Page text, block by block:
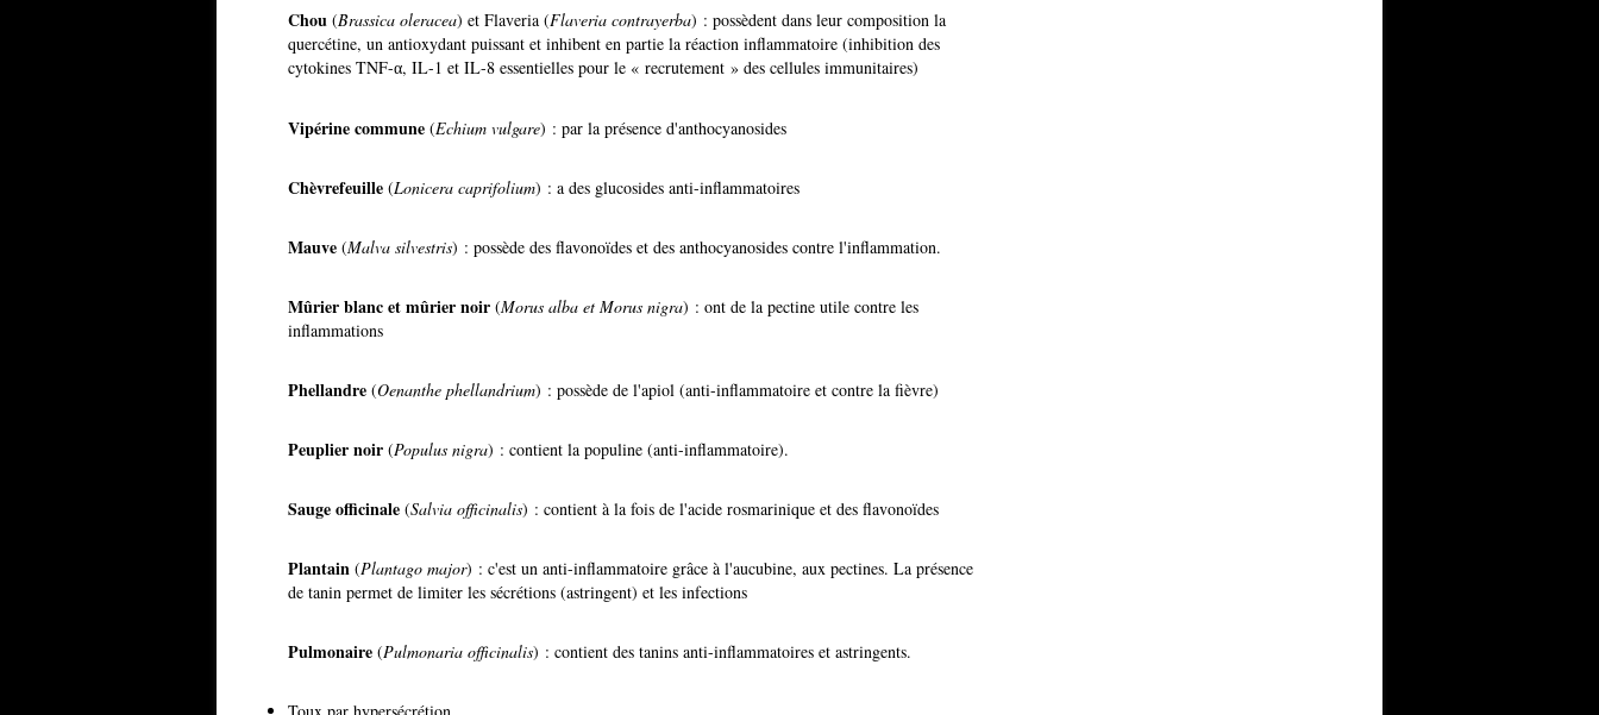
Chou (Brassica oleracea) et Flaveria (Flaveria contrayerba) : possèdent dans leur composition la
quercétine, un antioxydant puissant et inhibent en partie la réaction inflammatoire (inhibition des
cytokines TNF-α, IL-1 et IL-8 essentielles pour le « recrutement » des cellules immunitaires)
Vipérinecommune (Echium vulgare) : par la présence d'anthocyanosides
Chèvrefeuille (Lonicera caprifolium) : a des glucosides anti-inflammatoires
Mauve (Malva silvestris) : possède des flavonoïdes et des anthocyanosides contre l'inflammation.
Mûrier blanc et mûrier noir (Morus alba et Morus nigra) : ont de la pectine utile contre les
inflammations
Phellandre (Oenanthe phellandrium) : possède de l'apiol (anti-inflammatoire et contre la fièvre)
Peuplier noir (Populus nigra) : contient la populine (anti-inflammatoire).
Sauge officinale (Salvia officinalis) : contient à la fois de l'acide rosmarinique et des flavonoïdes
Plantain (Plantago major) : c'est un anti-inflammatoire grâce à l'aucubine, aux pectines. La présence
de tanin permet de limiter les sécrétions (astringent) et les infections
Pulmonaire (Pulmonaria officinalis) : contient des tanins anti-inflammatoires et astringents.